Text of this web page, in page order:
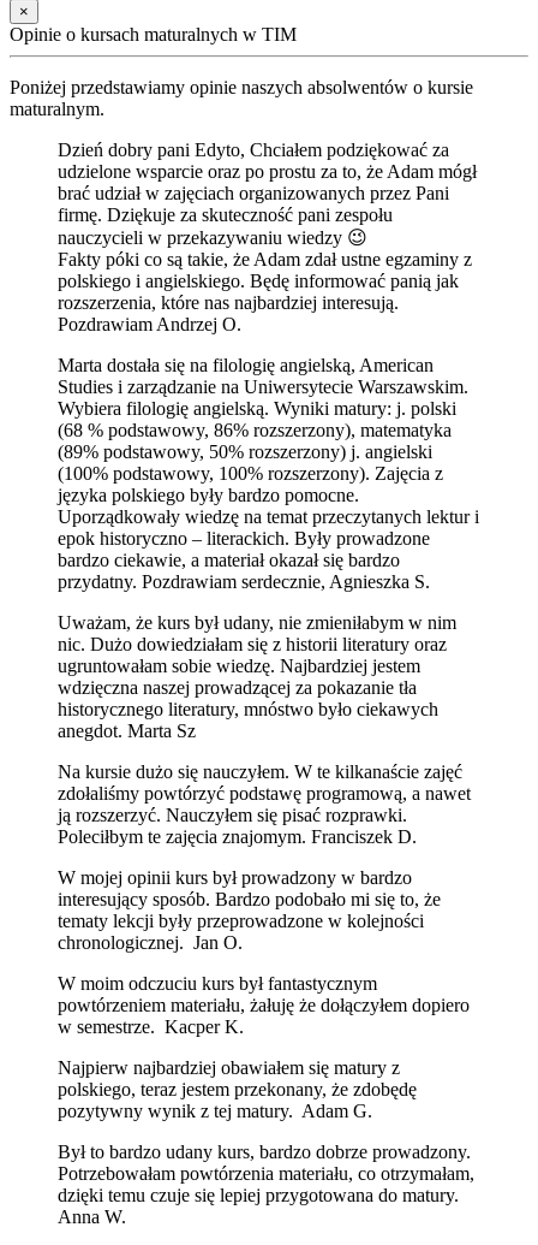
×
Opinie o kursach maturalnych w TIM
Poniżej przedstawiamy opinie naszych absolwentów o kursie
maturalnym.
Dzień dobry pani Edyto, Chciałem podziękować za
udzielone wsparcie oraz po prostu za to, że Adam mógł
brać udział w zajęciach organizowanych przez Pani
firmę. Dziękuje za skuteczność pani zespołu
nauczycieli w przekazywaniu wiedzy 😉
Fakty póki co są takie, że Adam zdał ustne egzaminy z
polskiego i angielskiego. Będę informować panią jak
rozszerzenia, które nas najbardziej interesują.
Pozdrawiam Andrzej O.
Marta dostała się na filologię angielską, American
Studies i zarządzanie na Uniwersytecie Warszawskim.
Wybiera filologię angielską. Wyniki matury: j. polski
(68 % podstawowy, 86% rozszerzony), matematyka
(89% podstawowy, 50% rozszerzony) j. angielski
(100% podstawowy, 100% rozszerzony). Zajęcia z
języka polskiego były bardzo pomocne.
Uporządkowały wiedzę na temat przeczytanych lektur i
epok historyczno – literackich. Były prowadzone
bardzo ciekawie, a materiał okazał się bardzo
przydatny. Pozdrawiam serdecznie, Agnieszka S.
Uważam, że kurs był udany, nie zmieniłabym w nim
nic. Dużo dowiedziałam się z historii literatury oraz
ugruntowałam sobie wiedzę. Najbardziej jestem
wdzięczna naszej prowadzącej za pokazanie tła
historycznego literatury, mnóstwo było ciekawych
anegdot. Marta Sz
Na kursie dużo się nauczyłem. W te kilkanaście zajęć
zdołaliśmy powtórzyć podstawę programową, a nawet
ją rozszerzyć. Nauczyłem się pisać rozprawki.
Poleciłbym te zajęcia znajomym. Franciszek D.
W mojej opinii kurs był prowadzony w bardzo
interesujący sposób. Bardzo podobało mi się to, że
tematy lekcji były przeprowadzone w kolejności
chronologicznej. Jan O.
W moim odczuciu kurs był fantastycznym
powtórzeniem materiału, żałuję że dołączyłem dopiero
w semestrze. Kacper K.
Najpierw najbardziej obawiałem się matury z
polskiego, teraz jestem przekonany, że zdobędę
pozytywny wynik z tej matury. Adam G.
Był to bardzo udany kurs, bardzo dobrze prowadzony.
Potrzebowałam powtórzenia materiału, co otrzymałam,
dzięki temu czuje się lepiej przygotowana do matury.
Anna W.